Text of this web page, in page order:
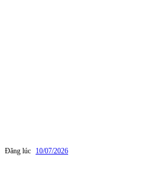
Đăng lúc 10/07/2026